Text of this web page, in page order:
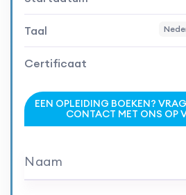
Taal
Certificaat
EEN OPLEIDING BOEKEN?
CONTACT MET ONS OP
Naam